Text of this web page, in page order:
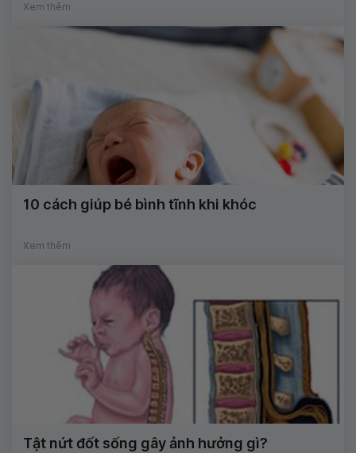
Xem thêm
10 cách giúp bé bình tĩnh khi khóc
Xem thêm
Tật nứt đốt sống gây ảnh hưởng gì?